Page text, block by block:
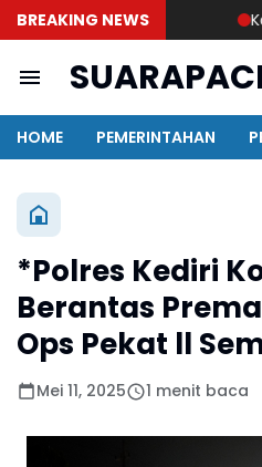
BREAKING NEWS
HOME PEMERINTAHAN
*Polres Kediri
Berantas
Ops Pekat ll
Mei 11, 2025 1 menit baca